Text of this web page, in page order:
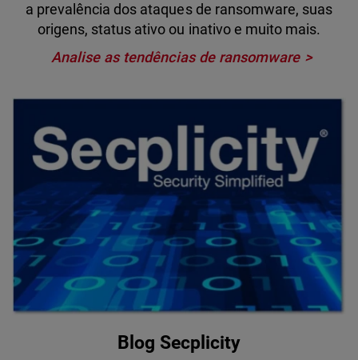
a prevalência dos ataques de ransomware, suas
origens, status ativo ou inativo e muito mais.
Analise as tendências de ransomware
Blog Secplicity